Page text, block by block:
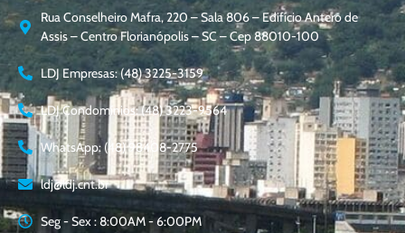
Rua Conselheiro Mafra, 220 – Sala 806 – Edifício Antero de
Assis – Centro Florianópolis – SC – Cep 88010-100
LDJ Empresas: (48) 3225-3159
LDJ Condomínios: (48) 3223-9564
WhatsApp: (48) 98408-2775
ldj@ldj.cnt.br
Seg - Sex : 8:00AM - 6:00PM